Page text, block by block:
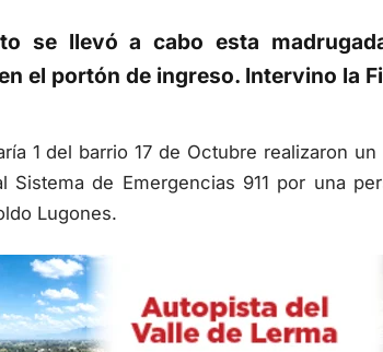
se llevó a cabo esta
el portón de ingreso. Intervino la
1 del barrio 17 de Octubre realizaron
Sistema de Emergencias 911 por una
Lugones.